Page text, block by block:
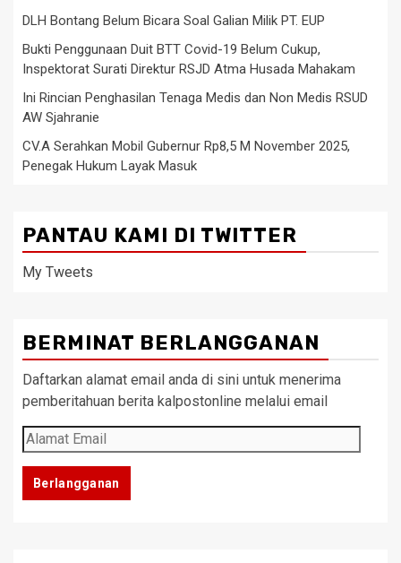
DLH Bontang Belum Bicara Soal Galian Milik PT. EUP
Bukti Penggunaan Duit BTT Covid-19 Belum Cukup,
Inspektorat Surati Direktur RSJD Atma Husada Mahakam
Ini Rincian Penghasilan Tenaga Medis dan Non Medis RSUD
AW Sjahranie
CV.A Serahkan Mobil Gubernur Rp8,5 M November 2025,
Penegak Hukum Layak Masuk
PANTAU KAMI DI TWITTER
My Tweets
BERMINAT BERLANGGANAN
Daftarkan alamat email anda di sini untuk menerima
pemberitahuan berita kalpostonline melalui email
Alamat
Email
Berlangganan